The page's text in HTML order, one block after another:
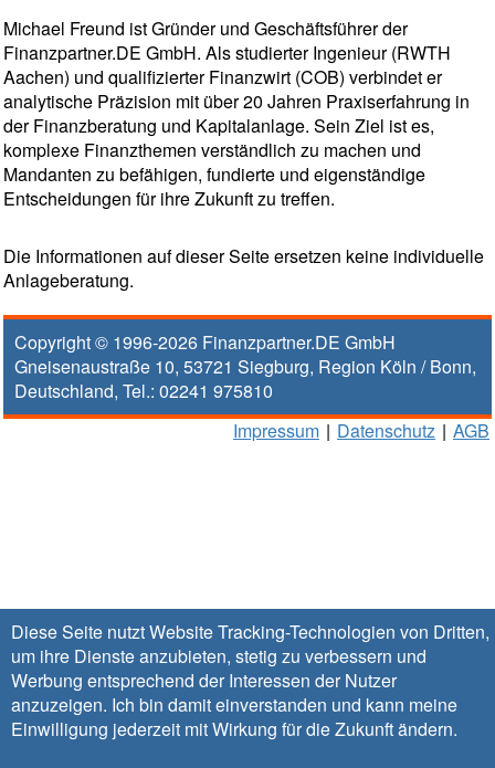
Diese Seite nutzt Website Tracking-Technologien von Dritten,
um ihre Dienste anzubieten, stetig zu verbessern und
Werbung entsprechend der Interessen der Nutzer
anzuzeigen. Ich bin damit einverstanden und kann meine
Einwilligung jederzeit mit Wirkung für die Zukunftändern.
Michael Freund ist Gründer und Geschäftsführer der
Finanzpartner.DE GmbH. Als studierter Ingenieur (RWTH
Aachen) und qualifizierter Finanzwirt (COB) verbindet er
analytische Präzision mit über 20 Jahren Praxiserfahrung in
der Finanzberatung und Kapitalanlage. Sein Ziel ist es,
komplexe Finanzthemen verständlich zu machen und
Mandanten zu befähigen, fundierte und eigenständige
Entscheidungen für ihre Zukunft zu treffen.
Die Informationen auf dieser Seite ersetzen keine individuelle
Anlageberatung.
Copyright © 1996-2026 Finanzpartner.DE GmbH
Gneisenaustraße 10, 53721 Siegburg, Region Köln / Bonn,
Deutschland, Tel.: 02241 975810
Impressum | Datenschutz | AGB